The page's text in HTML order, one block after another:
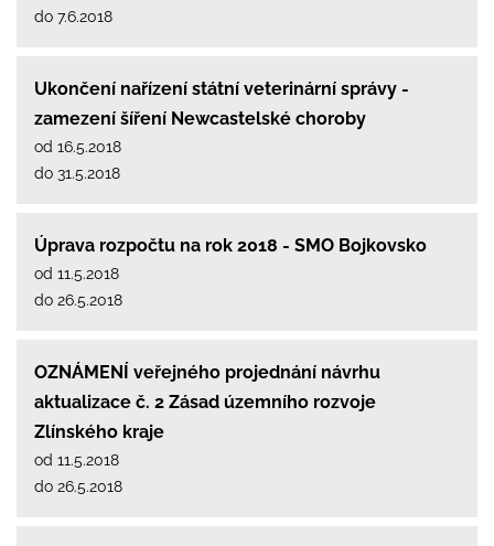
do 7.6.2018
Ukončení nařízení státní veterinární správy -
zamezení šíření Newcastelské choroby
od 16.5.2018
do 31.5.2018
Úprava rozpočtu na rok 2018 - SMO Bojkovsko
od 11.5.2018
do 26.5.2018
OZNÁMENÍ veřejného projednání návrhu
aktualizace č. 2 Zásad územního rozvoje
Zlínského kraje
od 11.5.2018
do 26.5.2018